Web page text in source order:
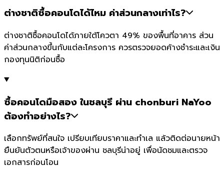
ต่างชาติซื้อคอนโดได้ไหม ค่าส่วนกลางเท่าไร?
ต่างชาติซื้อคอนโดได้ภายใต้โควตา 49% ของพื้นที่อาคาร ส่วน
ค่าส่วนกลางขึ้นกับแต่ละโครงการ ควรตรวจยอดค้างชำระและเงิน
กองทุนนิติก่อนซื้อ
ซื้อคอนโดมือสอง ในชลบุรี ผ่าน chonburi NaYoo
ต้องทำอย่างไร?
เลือกทรัพย์ที่สนใจ เปรียบเทียบราคาและทำเล แล้วติดต่อนายหน้า
ยืนยันตัวตนหรือเจ้าของผ่าน ชลบุรีน่าอยู่ เพื่อนัดชมและตรวจ
เอกสารก่อนโอน